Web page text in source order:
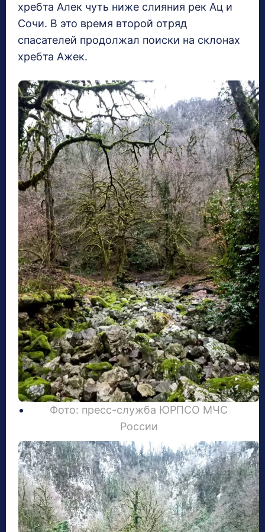
хребта Алек чуть ниже слияния рек Ац и
Сочи. В это время второй отряд
спасателей продолжал поиски на склонах
хребта Ажек.
Фото: пресс-служба ЮРПСО МЧС
России